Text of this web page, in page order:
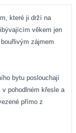
které ji drží na
věkem jen
zájmem
bytu poslouchají
pohodlném křesle a
přímo z